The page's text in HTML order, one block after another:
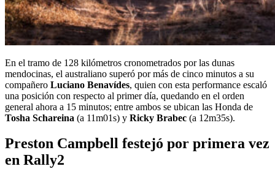
En el tramo de 128 kilómetros cronometrados por las dunas
mendocinas, el australiano superó por más de cinco minutos a su
compañero Luciano Benavídes, quien con esta performance escaló
una posición con respecto al primer día, quedando en el orden
general ahora a 15 minutos; entre ambos se ubican las Honda de
Tosha Schareina (a 11m01s) y Ricky Brabec (a 12m35s).
Preston Campbell festejó por primera vez
en Rally2